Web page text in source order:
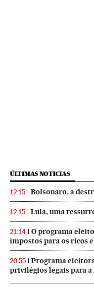
ÚLTIMAS NOTICIAS
12:15 Bolsonaro, a
12:15 Lula, uma
21:14
O programa
impostos para os ricos
20:55
Programa
privilégios legais para a